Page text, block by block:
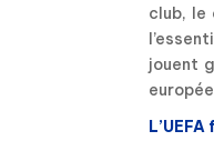
club, le
jouent